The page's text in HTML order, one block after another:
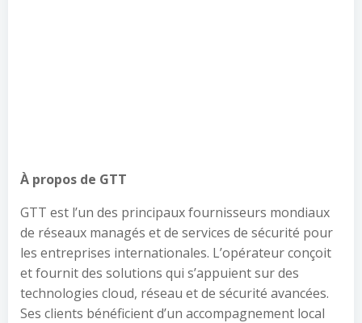
À propos de GTT
GTT est l’un des principaux fournisseurs mondiaux
de réseaux managés et de services de sécurité pour
les entreprises internationales. L’opérateur conçoit
et fournit des solutions qui s’appuient sur des
technologies cloud, réseau et de sécurité avancées.
Ses clients bénéficient d’un accompagnement local